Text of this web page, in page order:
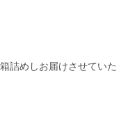
詰めしお届けさせていた